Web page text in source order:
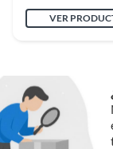
VER